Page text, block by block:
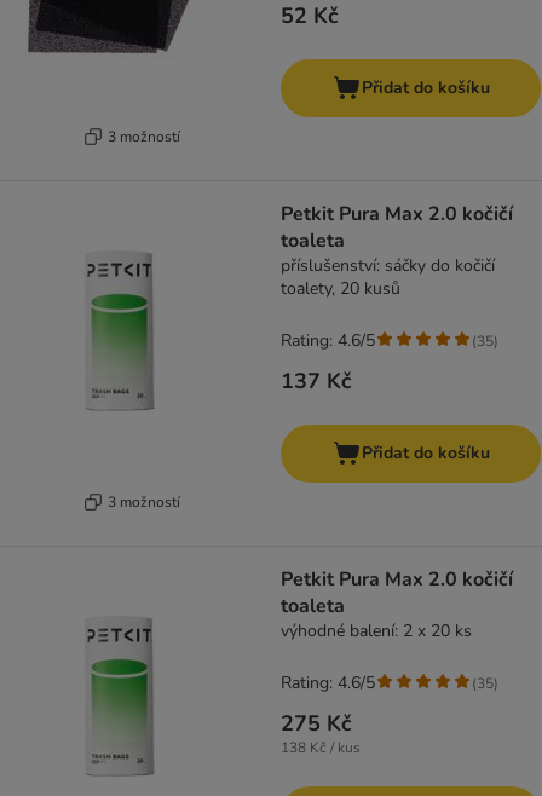
3 možností
52 Kč
Přidat do košíku
3 možností
Petkit Pura Max 2.0 kočičí
toaleta
příslušenství: sáčky do kočičí
toalety, 20 kusů
137 Kč
Rating: 4.6/5 (35)
Přidat do košíku
Petkit Pura Max 2.0 kočičí
toaleta
výhodné balení: 2 x 20 ks
275 Kč
138 Kč / kus
Rating: 4.6/5 (35)